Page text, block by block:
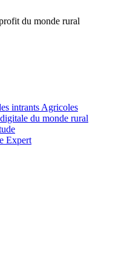
du monde rural
intrants Agricoles
du monde rural
Expert